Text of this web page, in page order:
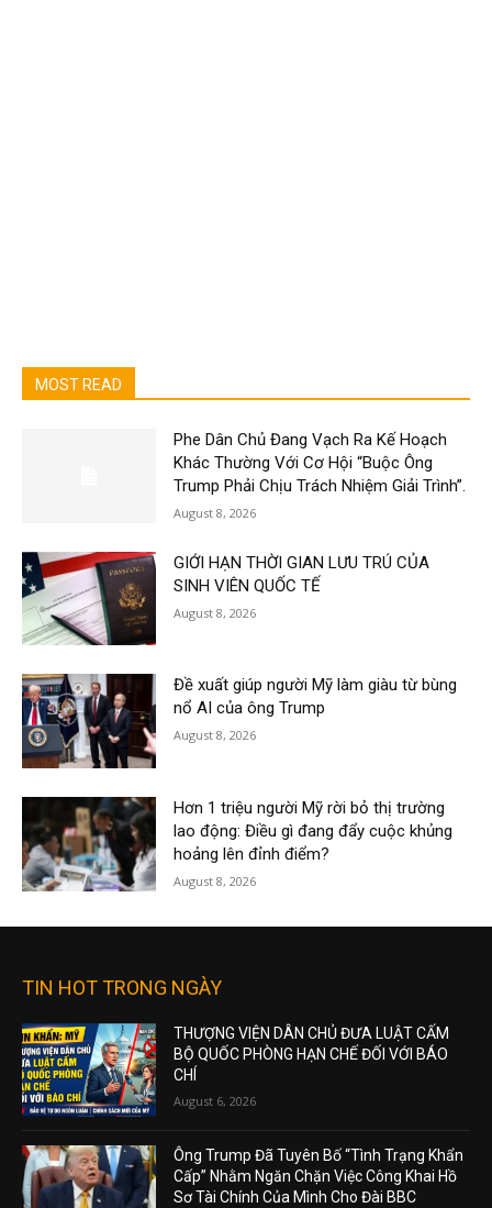
MOST READ
Phe Dân Chủ Đang Vạch Ra Kế Hoạch
Khác Thường Với Cơ Hội “Buộc Ông
Trump Phải Chịu Trách Nhiệm Giải Trình”.
August 8, 2026
GIỚI HẠN THỜI GIAN LƯU TRÚ CỦA
SINH VIÊN QUỐC TẾ
August 8, 2026
Đề xuất giúp người Mỹ làm giàu từ bùng
nổ AI của ông Trump
August 8, 2026
Hơn 1 triệu người Mỹ rời bỏ thị trường
lao động: Điều gì đang đẩy cuộc khủng
hoảng lên đỉnh điểm?
August 8, 2026
TIN HOT TRONG NGÀY
THƯỢNG VIỆN DÂN CHỦ ĐƯA LUẬT CẤM
BỘ QUỐC PHÒNG HẠN CHẾ ĐỐI VỚI BÁO
CHÍ
August 6, 2026
Ông Trump Đã Tuyên Bố “Tình Trạng Khẩn
Cấp” Nhằm Ngăn Chặn Việc Công Khai Hồ
Sơ Tài Chính Của Mình Cho Đài BBC